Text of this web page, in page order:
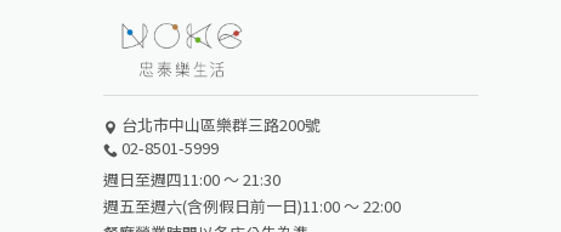
台北市中山區樂群三路200號
02-8501-5999
週日至週四11:00 ～ 21:30
週五至週六(含例假日前一日)11:00 ～ 22:00